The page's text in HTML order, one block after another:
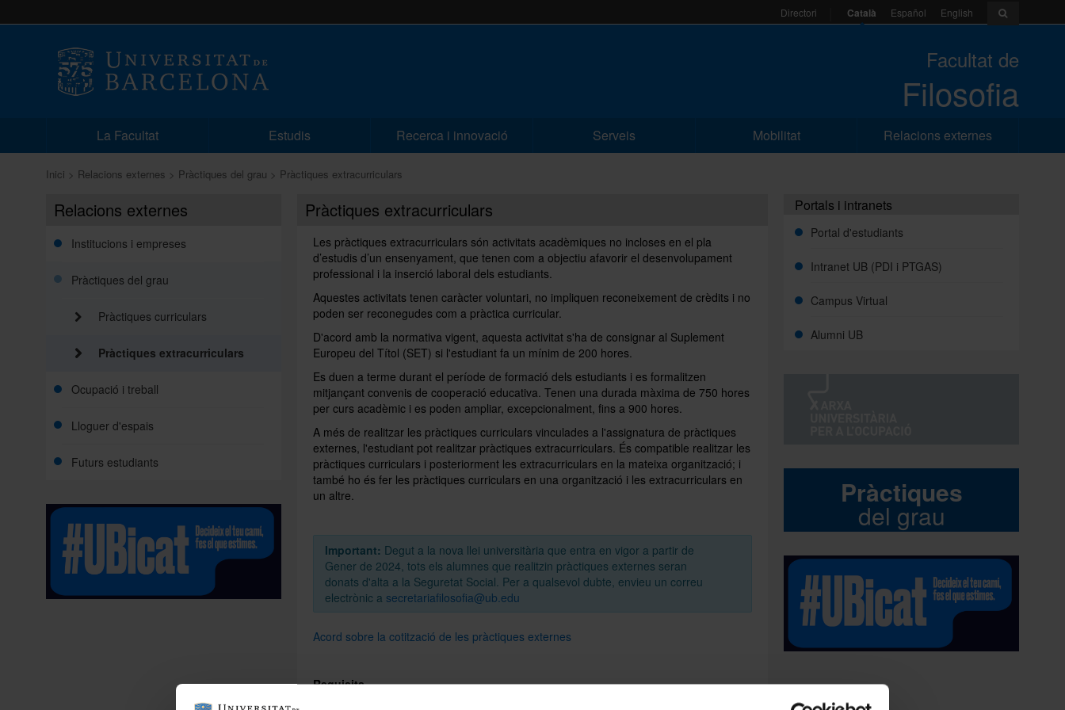
Directori Català Español English
Facultat de
Filosofia
La Facultat Estudis Recerca i innovació Serveis Mobilitat Relacions externes
Inici Relacions externes Pràctiques del grau Pràctiques extracurriculars
Relacions externes
Institucions i empreses
Pràctiques del grau
Pràctiques curriculars
Pràctiques extracurriculars
Ocupació i treball
Lloguer d'espais
Futurs estudiants
Pràctiques extracurriculars
Les pràctiques extracurriculars són activitats acadèmiques no incloses en el pla
d’estudis d’un ensenyament, que tenen com a objectiu afavorir el desenvolupament
professional i la inserció laboral dels estudiants.
Aquestes activitats tenen caràcter voluntari, no impliquen reconeixement de crèdits i no
poden ser reconegudes com a pràctica curricular.
D'acord amb la normativa vigent, aquesta activitat s'ha de consignar al Suplement
Europeu del Títol (SET) si l'estudiant fa un mínim de 200 hores.
Es duen a terme durant el període de formació dels estudiants i es formalitzen
mitjançant convenis de cooperació educativa. Tenen una durada màxima de 750 hores
per curs acadèmic i es poden ampliar, excepcionalment, fins a 900 hores.
A més de realitzar les pràctiques curriculars vinculades a l'assignatura de pràctiques
externes, l'estudiant pot realitzar pràctiques extracurriculars. És compatible realitzar les
pràctiques curriculars i posteriorment les extracurriculars en la mateixa organització; i
també ho és fer les pràctiques curriculars en una organització i les extracurriculars en
un altre.
Important: Degut a la nova llei universitària que entra en vigor a partir de
Gener de 2024, tots els alumnes que realitzin pràctiques externes seran
donats d'alta a la Seguretat Social. Per a qualsevol dubte, envieu un correu
electrònic a secretariafilosofia@ub.edu
Acord sobre la cotització de les pràctiques externes
Requisits
Portals i intranets
Portal d'estudiants
Intranet UB (PDI i PTGAS)
Campus Virtual
Alumni UB
Pràctiques
del grau